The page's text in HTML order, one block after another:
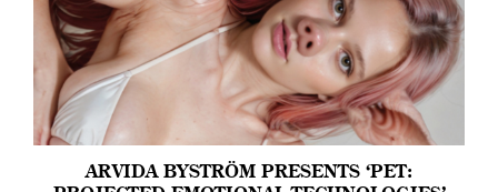
ARVIDA BYSTRÖM PRESENTS ‘PET: